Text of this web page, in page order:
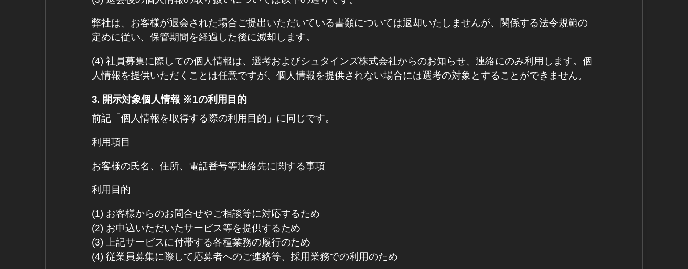
弊社は、お客様が退会された場合ご提出いただいている書類については返却いたしませんが、関係する法令規範の
定めに従い、保管期間を経過した後に滅却します。
(4) 社員募集に際しての個人情報は、選考およびシュタインズ株式会社からのお知らせ、連絡にのみ利用します。個
人情報を提供いただくことは任意ですが、個人情報を提供されない場合には選考の対象とすることができません。
3. 開示対象個人情報 ※1の利用目的
前記「個人情報を取得する際の利用目的」に同じです。
利用項目
お客様の氏名、住所、電話番号等連絡先に関する事項
利用目的
(1) お客様からのお問合せやご相談等に対応するため
(2) お申込いただいたサービス等を提供するため
(3) 上記サービスに付帯する各種業務の履行のため
(4) 従業員募集に際して応募者へのご連絡等、採用業務での利用のため